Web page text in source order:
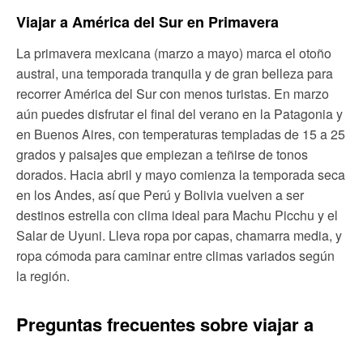
Viajar a América del Sur en Primavera
La primavera mexicana (marzo a mayo) marca el otoño
austral, una temporada tranquila y de gran belleza para
recorrer América del Sur con menos turistas. En marzo
aún puedes disfrutar el final del verano en la Patagonia y
en Buenos Aires, con temperaturas templadas de 15 a 25
grados y paisajes que empiezan a teñirse de tonos
dorados. Hacia abril y mayo comienza la temporada seca
en los Andes, así que Perú y Bolivia vuelven a ser
destinos estrella con clima ideal para Machu Picchu y el
Salar de Uyuni. Lleva ropa por capas, chamarra media, y
ropa cómoda para caminar entre climas variados según
la región.
Preguntas frecuentes sobre viajar a